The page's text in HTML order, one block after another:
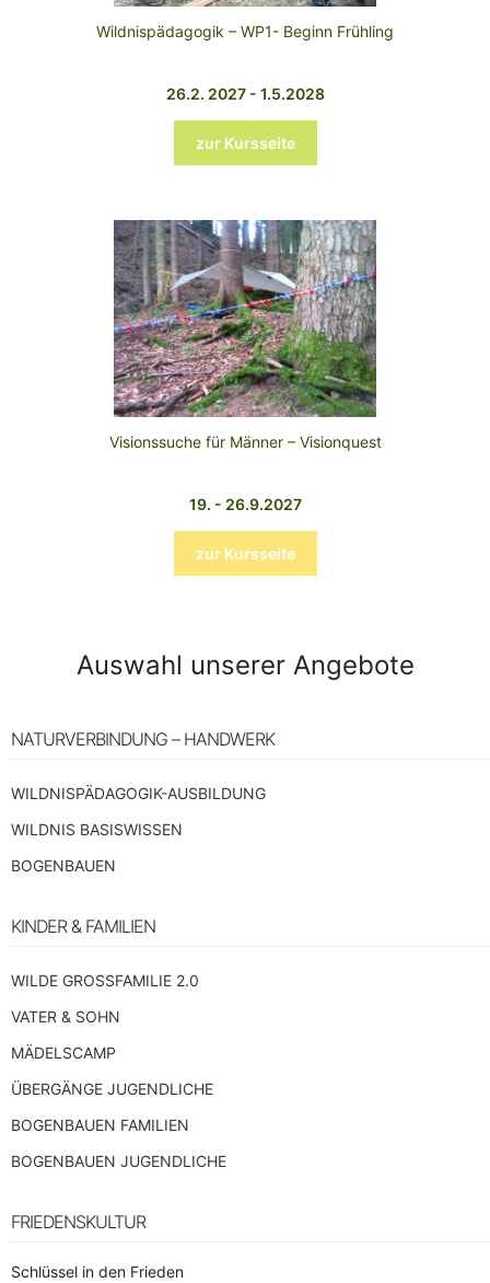
Wildnispädagogik – WP1- Beginn Frühling
26.2. 2027 - 1.5.2028
zur Kursseite
Visionssuche für Männer – Visionquest
19. - 26.9.2027
zur Kursseite
Auswahl unserer Angebote
NATURVERBINDUNG – HANDWERK
WILDNISPÄDAGOGIK-AUSBILDUNG
WILDNIS BASISWISSEN
BOGENBAUEN
KINDER & FAMILIEN
WILDE GROSSFAMILIE 2.0
VATER & SOHN
MÄDELSCAMP
ÜBERGÄNGE JUGENDLICHE
BOGENBAUEN FAMILIEN
BOGENBAUEN JUGENDLICHE
FRIEDENSKULTUR
Schlüssel in den Frieden